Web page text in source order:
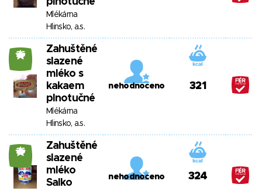
Mlékárna
Hlinsko, a.s.
26
Zahuštěné
slazené
mléko s
kakaem
plnotučné
Mlékárna
Hlinsko, a.s.
nehodnoceno 321
26
Zahuštěné
slazené
mléko
Salko
nehodnoceno 324